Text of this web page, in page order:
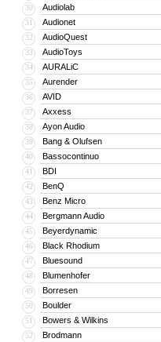
30 Audiolab
31 Audionet
32 AudioQuest
33 AudioToys
34 AURALiC
35 Aurender
36 AVID
37 Axxess
38 Ayon Audio
39 Bang & Olufsen
40 Bassocontinuo
41 BDI
42 BenQ
43 Benz Micro
44 Bergmann Audio
45 Beyerdynamic
46 Black Rhodium
47 Bluesound
48 Blumenhofer
49 Borresen
50 Boulder
51 Bowers & Wilkins
52 Brodmann